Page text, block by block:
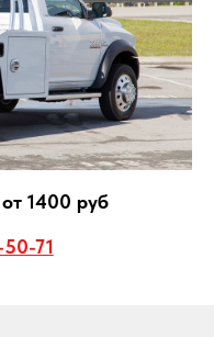
1400 руб
71